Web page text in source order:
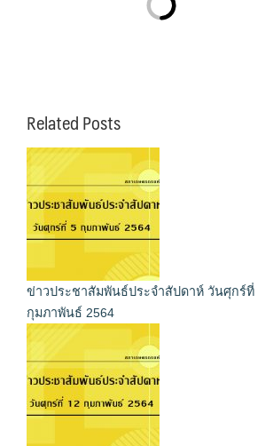
Related Posts
ข่าวประชาสัมพันธ์ประจำสัปดาห์ วันศุกร์ที่
กุมภาพันธ์ 2564